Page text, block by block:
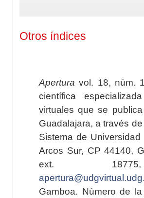
Otros índices
Apertura vol. 18, núm.
científica
virtuales que se
Guadalajara, a través
Sistema de
Arcos Sur, CP 44140,
ext.
Gamboa. Número de